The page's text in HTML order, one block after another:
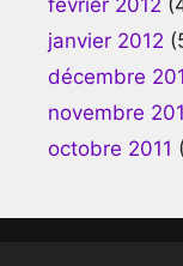
janvier 2012
décembre
novembre
octobre 2011